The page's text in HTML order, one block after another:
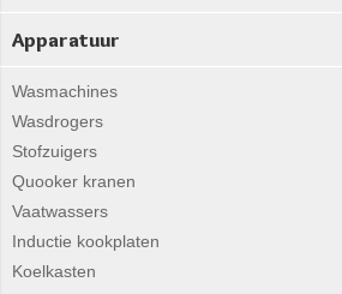
Apparatuur
Wasmachines
Wasdrogers
Stofzuigers
Quooker kranen
Vaatwassers
Inductie kookplaten
Koelkasten